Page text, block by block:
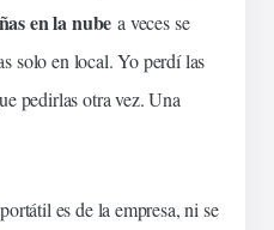
en la nube a veces se
solo en local. Yo perdí las
pedirlas otra vez. Una
es de la empresa, ni se